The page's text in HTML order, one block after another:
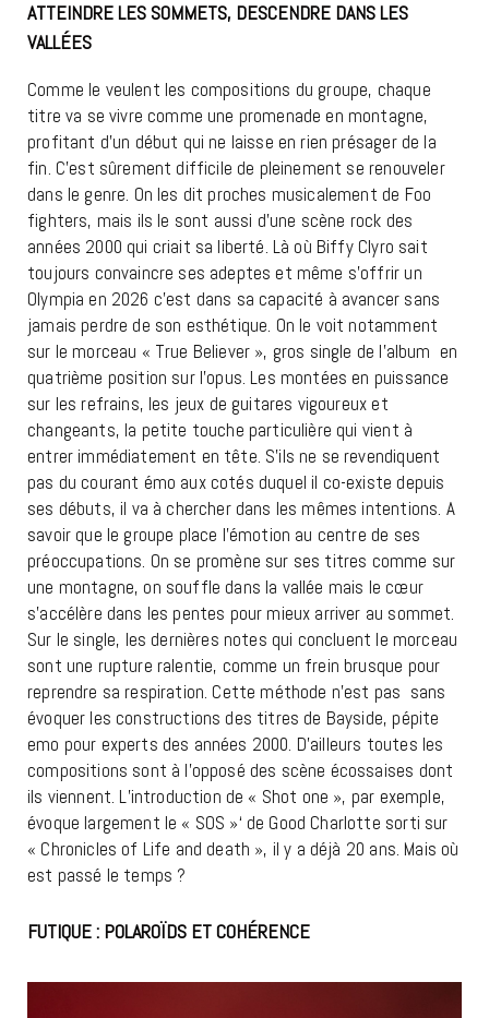
ATTEINDRE LES SOMMETS, DESCENDRE DANS LES
VALLÉES
Comme le veulent les compositions du groupe, chaque
titre va se vivre comme une promenade en montagne,
profitant d’un début qui ne laisse en rien présager de la
fin. C’est sûrement difficile de pleinement se renouveler
dans le genre. On les dit proches musicalement de Foo
fighters, mais ils le sont aussi d’une scène rock des
années 2000 qui criait sa liberté. Là où Biffy Clyro sait
toujours convaincre ses adeptes et même s’offrir un
Olympia en 2026 c’est dans sa capacité à avancer sans
jamais perdre de son esthétique. On le voit notamment
sur le morceau « True Believer », gros single de l’album en
quatrième position sur l’opus. Les montées en puissance
sur les refrains, les jeux de guitares vigoureux et
changeants, la petite touche particulière qui vient à
entrer immédiatement en tête. S’ils ne se revendiquent
pas du courant émo aux cotés duquel il co-existe depuis
ses débuts, il va à chercher dans les mêmes intentions. A
savoir que le groupe place l’émotion au centre de ses
préoccupations. On se promène sur ses titres comme sur
une montagne, on souffle dans la vallée mais le cœur
s’accélère dans les pentes pour mieux arriver au sommet.
Sur le single, les dernières notes qui concluent le morceau
sont une rupture ralentie, comme un frein brusque pour
reprendre sa respiration. Cette méthode n’est pas sans
évoquer les constructions des titres de Bayside, pépite
emo pour experts des années 2000. D’ailleurs toutes les
compositions sont à l’opposé des scène écossaises dont
ils viennent. L’introduction de « Shot one », par exemple,
évoque largement le « SOS »‘ de Good Charlotte sorti sur
« Chronicles of Life and death », il y a déjà 20 ans. Mais où
est passé le temps ?
FUTIQUE : POLAROÏDS ET COHÉRENCE